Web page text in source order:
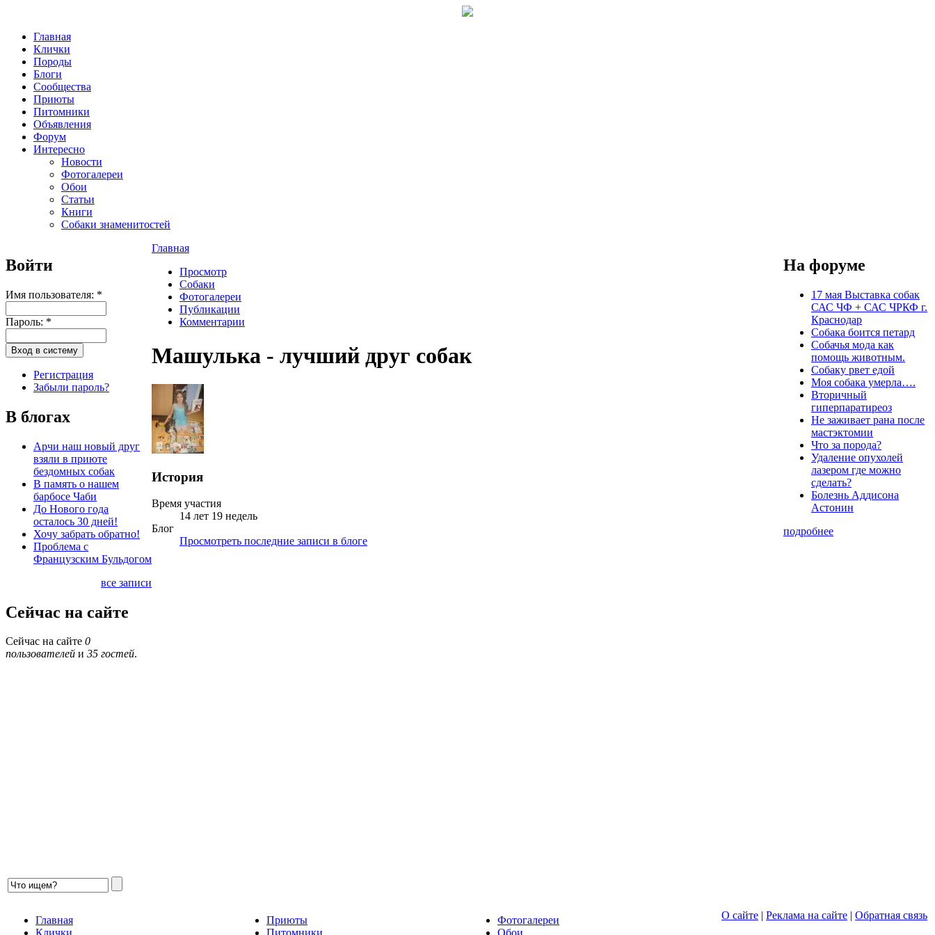
Главная
Клички
Породы
Блоги
Сообщества
Приюты
Питомники
Объявления
Форум
Интересно
Новости
Фотогалереи
Обои
Статьи
Книги
Собаки знаменитостей
Войти
Имя пользователя: *
Пароль: *
Регистрация
Забыли пароль?
В блогах
Арчи наш новый друг
взяли в приюте
бездомных собак
В память о нашем
барбосе Чаби
До Нового года
осталось 30 дней!
Хочу забрать обратно!
Проблема с
Французским Бульдогом
все записи
Сейчас на сайте
Сейчас на сайте 0
пользователей и 35 гостей.
Главная
Просмотр
Собаки
Фотогалереи
Публикации
Комментарии
Машулька - лучший друг собак
История
Время участия
14 лет 19 недель
Блог
Просмотреть последние записи в блоге
На форуме
17 мая Выставка собак
САС ЧФ + САС ЧРКФ г.
Краснодар
Собака боится петард
Собачья мода как
помощь животным.
Собаку рвет едой
Моя собака умерла….
Вторичный
гиперпаратиреоз
Не заживает рана после
мастэктомии
Что за порода?
Удаление опухолей
лазером где можно
сделать?
Болезнь Аддисона
Астонин
подробнее
Главная
Клички
Приюты
Питомники
Фотогалереи
Обои
О сайте | Реклама на сайте | Обратная связь